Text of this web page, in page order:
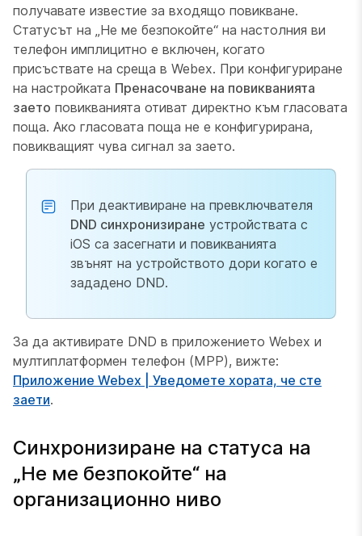
получавате известие за входящо повикване.
Статусът на „Не ме безпокойте“ на настолния ви
телефон имплицитно е включен, когато
присъствате на среща в Webex. При конфигуриране
на настройката Пренасочване на повикванията
заето повикванията отиват директно към гласовата
поща. Ако гласовата поща не е конфигурирана,
повикващият чува сигнал за заето.
При деактивиране на превключвателя
DND синхронизиране устройствата с
iOS са засегнати и повикванията
звънят на устройството дори когато е
зададено DND.
За да активирате DND в приложението Webex и
мултиплатформен телефон (MPP), вижте:
Приложение Webex | Уведомете хората, че сте
заети.
Синхронизиране на статуса на
„Не ме безпокойте“ на
организационно ниво